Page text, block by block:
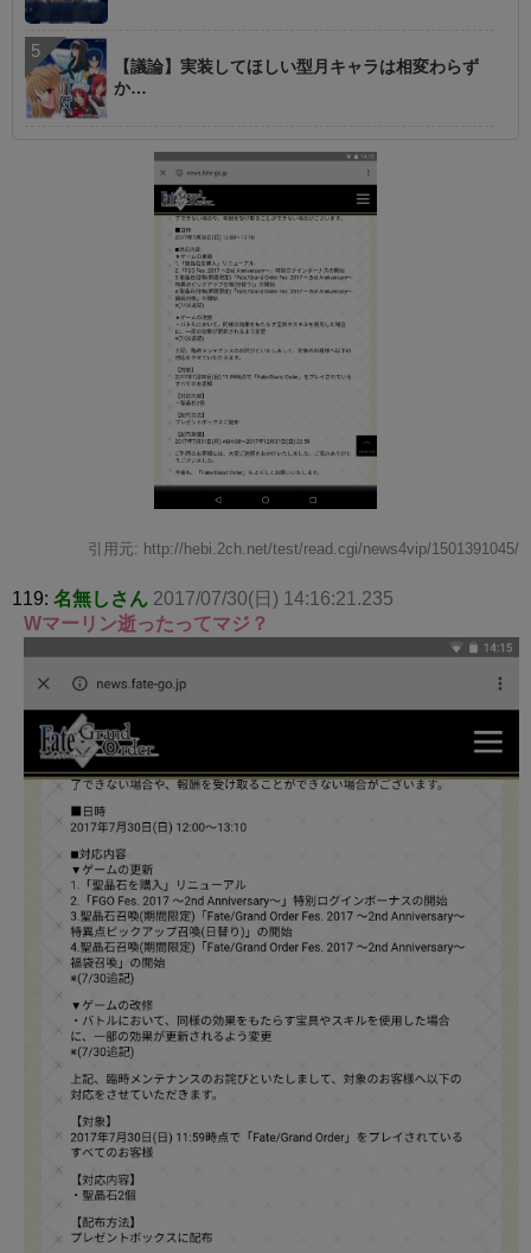
【議論】実装してほしい型月キャラは相変わらず
か…
引用元: http://hebi.2ch.net/test/read.cgi/news4vip/1501391045/
119: 名無しさん 2017/07/30(日) 14:16:21.235
Wマーリン逝ったってマジ？